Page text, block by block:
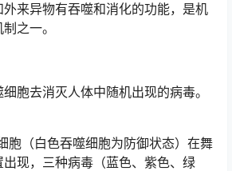
来异物有吞噬和消化的功能，是机
之一。
胞去消灭人体中随机出现的病毒。
胞（白色吞噬细胞为防御状态）在舞
现，三种病毒（蓝色、紫色、绿